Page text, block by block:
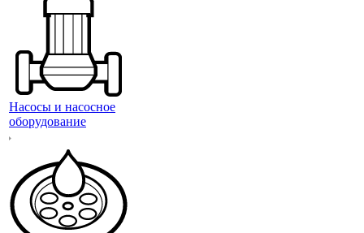
Насосы и насосное
оборудование